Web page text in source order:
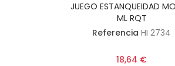
JUEGO ESTANQUEIDAD
ML RQT
Referencia HI 2734
18,64 €